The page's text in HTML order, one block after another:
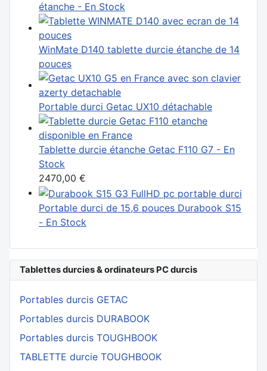
Tablettes durcies & ordinateurs PC durcis
Portables durcis GETAC
Portables durcis DURABOOK
Portables durcis TOUGHBOOK
TABLETTE durcie TOUGHBOOK
étanche - En Stock
WinMate D140 tablette durcie étanche de 14
pouces
Portable durci Getac UX10 détachable
Tablette durcie étanche Getac F110 G7 - En
Stock
2470,00 €
Portable durci de 15,6 pouces Durabook S15
- En Stock